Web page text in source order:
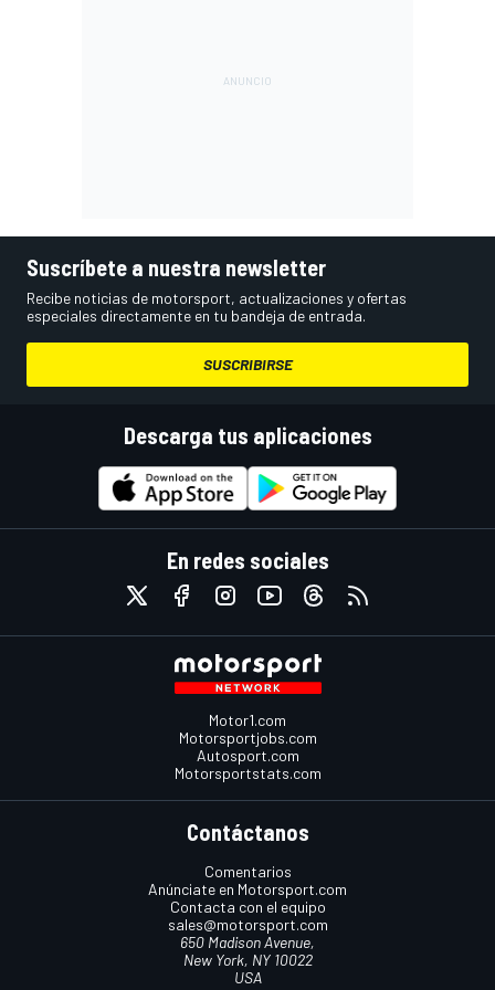
Suscríbete a nuestra newsletter
Recibe noticias de motorsport, actualizaciones y ofertas
especiales directamente en tu bandeja de entrada.
SUSCRIBIRSE
Descarga tus aplicaciones
En redes sociales
Motor1.com
Motorsportjobs.com
Autosport.com
Motorsportstats.com
Contáctanos
Comentarios
Anúnciate en Motorsport.com
Contacta con el equipo
sales@motorsport.com
650 Madison Avenue,
New York, NY 10022
USA